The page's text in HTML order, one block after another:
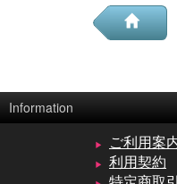
Information
ご利用案
利用契約